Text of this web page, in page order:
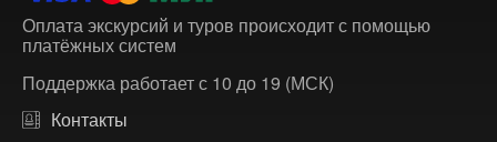
Оплата экскурсий и туров происходит с помощью
платёжных систем
Поддержка работает с 10 до 19 (МСК)
Контакты